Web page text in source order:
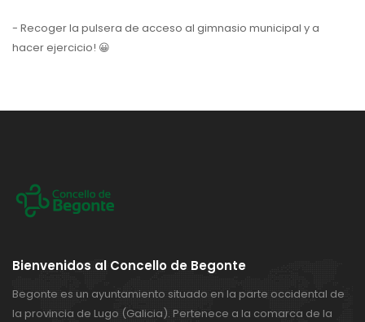
- Recoger la pulsera de acceso al gimnasio municipal y a
hacer ejercicio! 😀
Bienvenidos al Concello de Begonte
Begonte es un ayuntamiento situado en la parte occidental de
la provincia de Lugo (Galicia). Pertenece a la comarca de la